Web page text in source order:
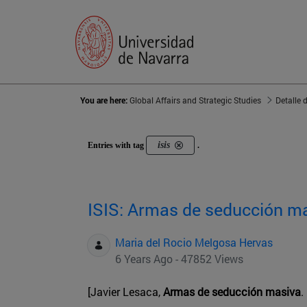
You are here:Global Affairs and Strategic Studies Detalle
Entries with tag isis .
ISIS: Armas de seducción
Maria del Rocio Melgosa Hervas
6 Years Ago - 47852 Views
[Javier Lesaca,Armas de seducción masiva.